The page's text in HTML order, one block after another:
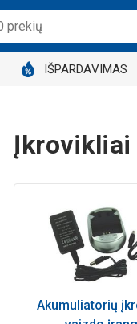
IŠPARDAVIMAS
Įkrovikliai
Akumuliatorių